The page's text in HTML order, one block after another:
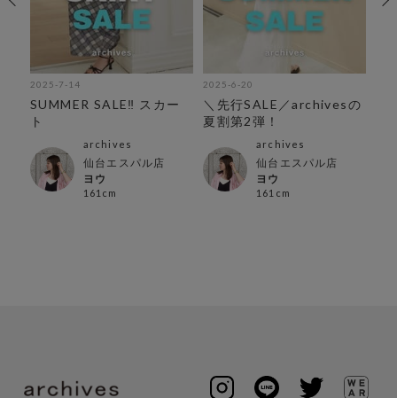
2025-7-14
SUMMER SALE‼︎ スカー
ト
archives
仙台エスパル店
ヨウ
161cm
2025-6-20
＼先行SALE／archivesの
夏割第2弾！
archives
仙台エスパル店
ヨウ
161cm